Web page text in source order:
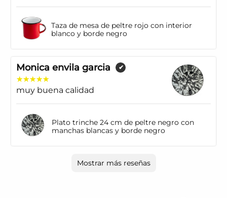
Taza de mesa de peltre rojo con interior
blanco y borde negro
Monica envila garcia ✔
muy buena calidad
Plato trinche 24 cm de peltre negro con
manchas blancas y borde negro
Mostrar más reseñas